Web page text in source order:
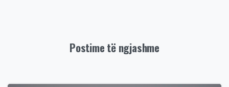
Postime të ngjashme